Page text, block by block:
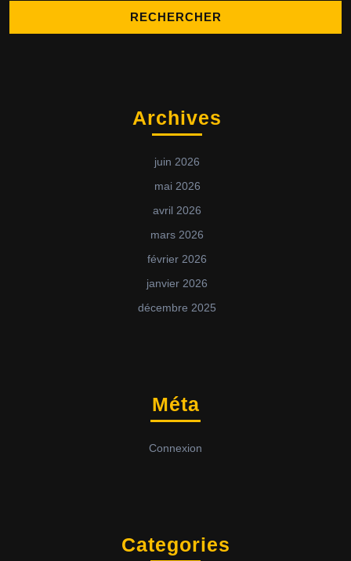
Archives
juin 2026
mai 2026
avril 2026
mars 2026
février 2026
janvier 2026
décembre 2025
Méta
Connexion
Categories